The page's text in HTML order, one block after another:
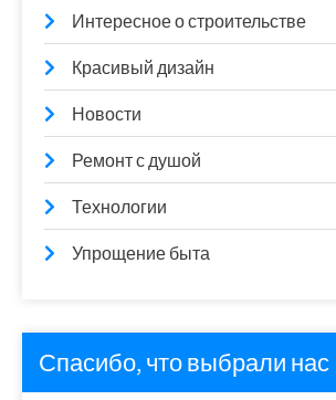
Интересное о строительстве
Красивый дизайн
Новости
Ремонт с душой
Технологии
Упрощение быта
Спасибо, что выбрали нас